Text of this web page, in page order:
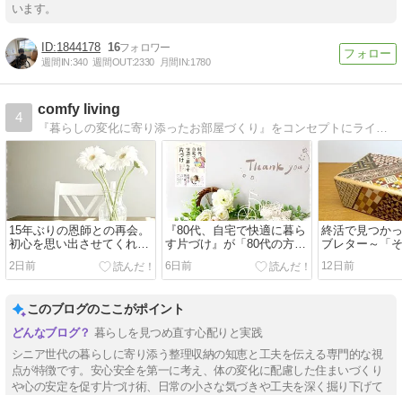
います。
1844178 16
週間IN:340 週間OUT:2330 月間IN:1780
4
comfy living
『暮らしの変化に寄り添ったお部屋づくり』をコンセプトにライフスタイルに合わせた、自分らしく素敵に心地よい暮らしのお手伝いをさせて頂いてます。
15年ぶりの恩師との再会。
初心を思い出させてくれ
た、かけがえのない時間
2日前
『80代、自宅で快適に暮ら
す片づけ』が「80代の方や
高齢者がいる家族におすす
めの本10選」に紹介されま
6日前
終活で見つか
ブレター～「
う」という選
12日前
このブログのここがポイント
暮らしを見つめ直す心配りと実践
シニア世代の暮らしに寄り添う整理収納の知恵と工夫を伝える専門的な視
点が特徴です。安心安全を第一に考え、体の変化に配慮した住まいづくり
や心の安定を促す片づけ術、日常の小さな気づきや工夫を深く掘り下げて